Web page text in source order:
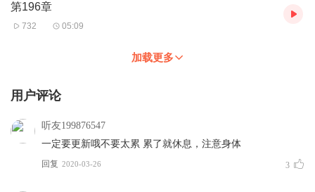
第196章
732 05:09
加载更多
用户评论
听友199876547
一定要更新哦不要太累 累了就休息，注意身体
回复 2020-03-26 3